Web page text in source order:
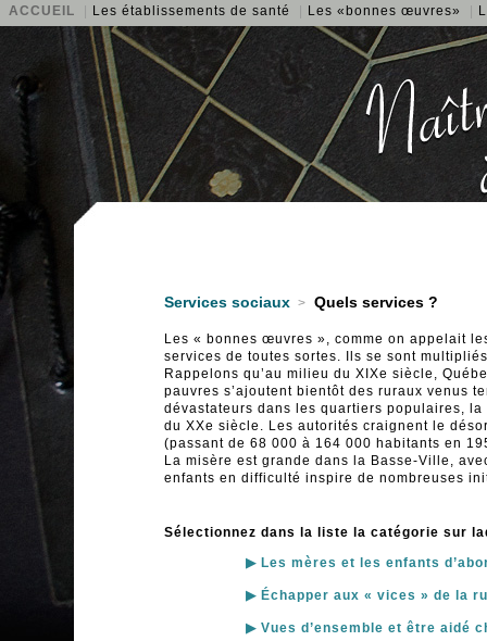
ACCUEIL Les établissements de santé Les «bonnes œuvres»
Services sociaux > Quels services ?
Les « bonnes œuvres », comme on appelait
services de toutes sortes. Ils se sont
Rappelons qu’au milieu du XIXe siècle,
pauvres s’ajoutent bientôt des ruraux venus
dévastateurs dans les quartiers populaires,
du XXe siècle. Les autorités craignent le
(passant de 68 000 à 164 000 habitants en
La misère est grande dans la Basse-Ville,
enfants en difficulté inspire de nombreuses
Sélectionnez dans la liste la catégorie sur
▶ Les mères et les enfants
▶ Échapper aux « vices » de la
▶ Vues d’ensemble et être aidé